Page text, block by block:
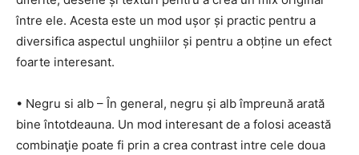
între ele. Acesta este un mod ușor și practic pentru a
diversifica aspectul unghiilor și pentru a obține un efect
foarte interesant.
• Negru si alb – În general, negru și alb împreună arată
bine întotdeauna. Un mod interesant de a folosi această
combinaţie poate fi prin a crea contrast intre cele doua